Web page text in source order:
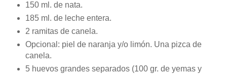
150 ml. de nata.
185 ml. de leche entera.
2 ramitas de canela.
Opcional: piel de naranja y/o limón. Una pizca de
canela.
5 huevos grandes separados (100 gr. de yemas y